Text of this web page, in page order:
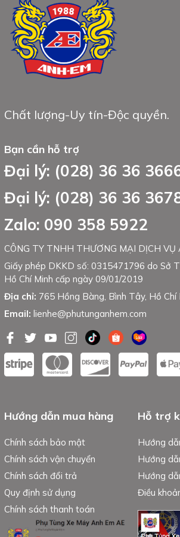
Chất lượng-Uy tín-Độc quyền.
Bạn cần hỗ trợ
Đại lý: (028) 36 36
Đại lý: (028) 36 36
Zalo: 090 358 5922
CÔNG TY TNHH THƯƠNG MẠI DỊCH VỤ
Giấy phép DKKD số: 0315471796 do Sở
Hồ Chí Minh cấp ngày 09/01/2019
Địa chỉ: 765 Hồng Bàng, Bình Tây, Hồ Chí
Email: lienhe@phutunganhem.com
Hướng dẫn mua hàng
Chính sách bảo mật
Chính sách vận chuyển
Chính sách đổi trả
Quy định sử dụng
Chính sách thanh toán
Hỗ trợ
Hướng
Hướng
Hướng
Điều